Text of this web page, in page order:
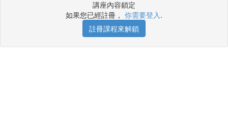
講座內容鎖定
如果您已經註冊， 你需要登入.
註冊課程來解鎖